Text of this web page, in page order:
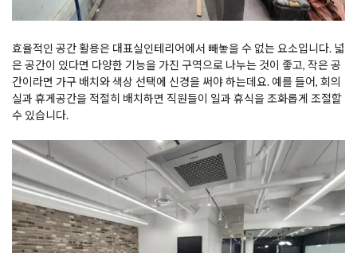
효율적인 공간 활용은 대표실인테리어에서 빼놓을 수 없는 요소입니다. 넓
은 공간이 있다면 다양한 기능을 가진 구역으로 나누는 것이 좋고, 작은 공
간이라면 가구 배치와 색상 선택에 신경을 써야 하는데요. 예를 들어, 회의
실과 휴게공간을 적절히 배치하면 직원들이 일과 휴식을 조화롭게 조절할
수 있습니다.